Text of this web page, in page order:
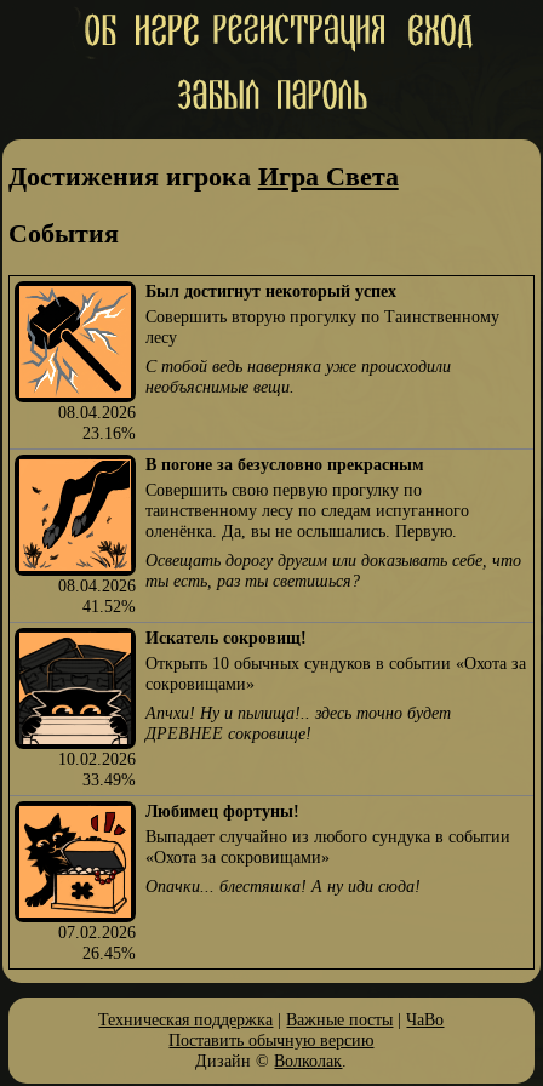
Достижения игрока Игра Света
События
08.04.2026
23.16%
Был достигнут некоторый успех
Совершить вторую прогулку по Таинственному
лесу
С тобой ведь наверняка уже происходили
необъяснимые вещи.
08.04.2026
41.52%
В погоне за безусловно прекрасным
Совершить свою первую прогулку по
таинственному лесу по следам испуганного
оленёнка. Да, вы не ослышались. Первую.
Освещать дорогу другим или доказывать себе, что
ты есть, раз ты светишься?
10.02.2026
33.49%
Искатель сокровищ!
Открыть 10 обычных сундуков в событии «Охота за
сокровищами»
Апчхи! Ну и пылища!.. здесь точно будет
ДРЕВНЕЕ сокровище!
07.02.2026
26.45%
Любимец фортуны!
Выпадает случайно из любого сундука в событии
«Охота за сокровищами»
Опачки... блестяшка! А ну иди сюда!
Техническая поддержка |Важные посты |ЧаВо
Поставить обычную версию
Дизайн ©Волколак